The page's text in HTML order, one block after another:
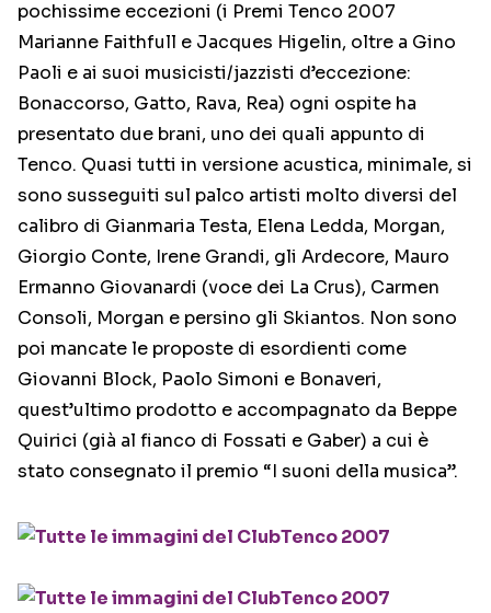
pochissime eccezioni (i Premi Tenco 2007
Marianne Faithfull e Jacques Higelin, oltre a Gino
Paoli e ai suoi musicisti/jazzisti d’eccezione:
Bonaccorso, Gatto, Rava, Rea) ogni ospite ha
presentato due brani, uno dei quali appunto di
Tenco. Quasi tutti in versione acustica, minimale, si
sono susseguiti sul palco artisti molto diversi del
calibro di Gianmaria Testa, Elena Ledda, Morgan,
Giorgio Conte, Irene Grandi, gli Ardecore, Mauro
Ermanno Giovanardi (voce dei La Crus), Carmen
Consoli, Morgan e persino gli Skiantos. Non sono
poi mancate le proposte di esordienti come
Giovanni Block, Paolo Simoni e Bonaveri,
quest’ultimo prodotto e accompagnato da Beppe
Quirici (già al fianco di Fossati e Gaber) a cui è
stato consegnato il premio “I suoni della musica”.